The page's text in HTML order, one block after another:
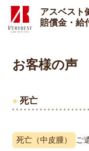
アスベスト
賠償金・給
トップページ お客様
お客様の声
死亡
死亡（中皮腫） ご